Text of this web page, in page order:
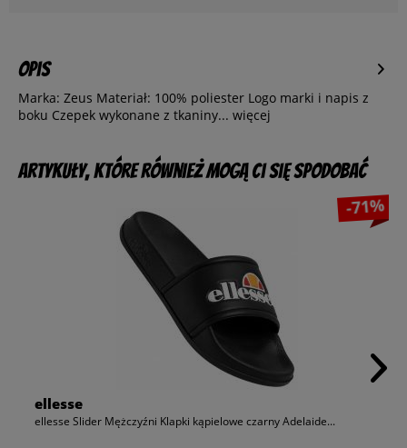
Opis
Marka: Zeus Materiał: 100% poliester Logo marki i napis z
boku Czepek wykonane z tkaniny... więcej
Artykuły, które również mogą Ci się spodobać
-71%
ellesse
ellesse Slider Mężczyźni Klapki kąpielowe czarny Adelaide...